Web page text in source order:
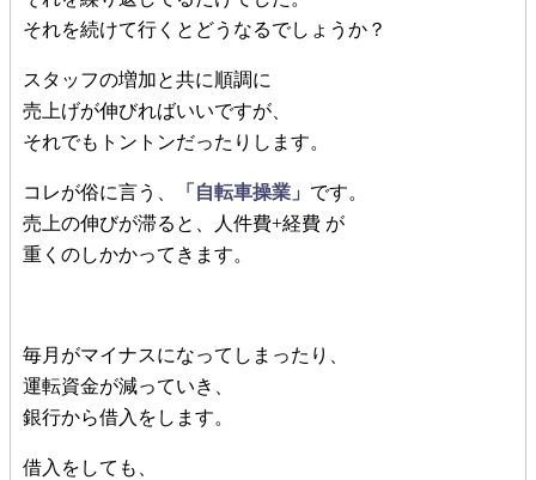
それを続けて行くとどうなるでしょうか？
スタッフの増加と共に順調に
売上げが伸びればいいですが、
それでもトントンだったりします。
コレが俗に言う、 「自転車操業」 です。
売上の伸びが滞ると、人件費+経費 が
重くのしかかってきます。
毎月がマイナスになってしまったり、
運転資金が減っていき、
銀行から借入をします。
借入をしても、